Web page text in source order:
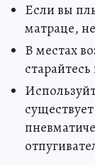
Если вы
матраце,
В местах